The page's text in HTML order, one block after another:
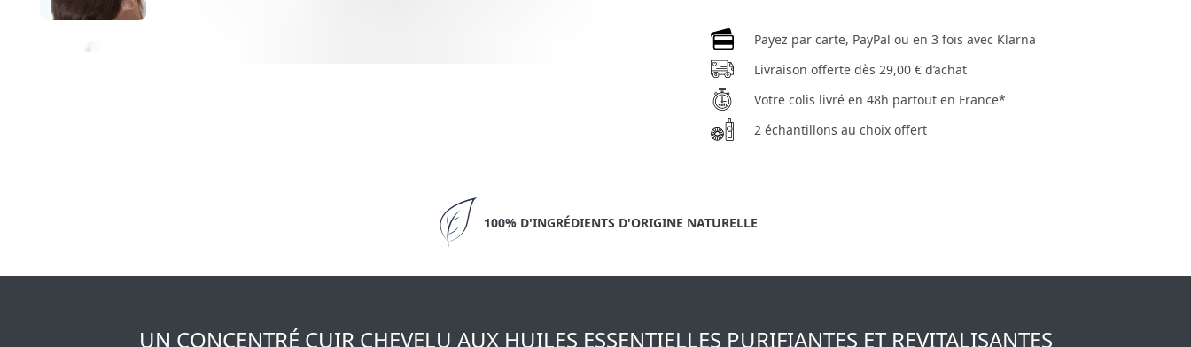
Payez par carte, PayPal ou en 3 fois avec Klarna
Livraison offerte dès 29,00 € d’achat
Votre colis livré en 48h partout en France*
2 échantillons au choix offert
100% D'INGRÉDIENTS D'ORIGINE NATURELLE
UN CONCENTRÉ CUIR CHEVELU AUX HUILES ESSENTIELLES PURIFIANTES ET REVITALISANTES